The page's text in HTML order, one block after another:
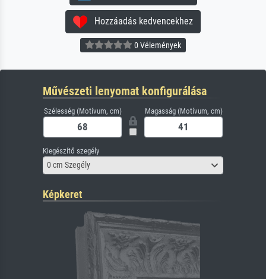
Hozzáadás kedvencekhez
0 Vélemények
Művészeti lenyomat konfigurálása
Szélesség (Motívum, cm) Magasság (Motívum, cm)
Kiegészítő szegély
0 cm Szegély
Képkeret